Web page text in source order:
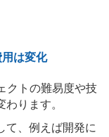
は変化
クトの難易度や技
ります。
て、例えば開発に